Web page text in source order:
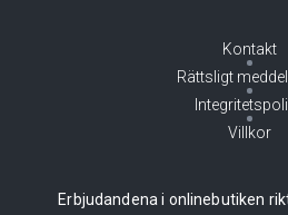
Kontakt
Rättsligt
Villkor
Erbjudandena i onlinebutiken